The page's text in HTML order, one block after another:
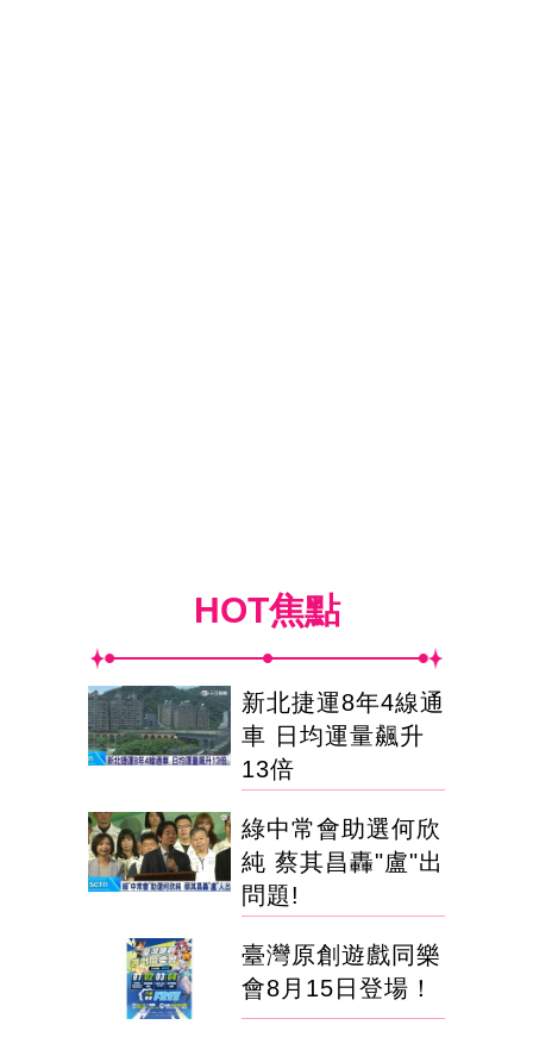
HOT焦點
新北捷運8年4線通
車 日均運量飆升
13倍
綠中常會助選何欣
純 蔡其昌轟"盧"出
問題!
臺灣原創遊戲同樂
會8月15日登場！